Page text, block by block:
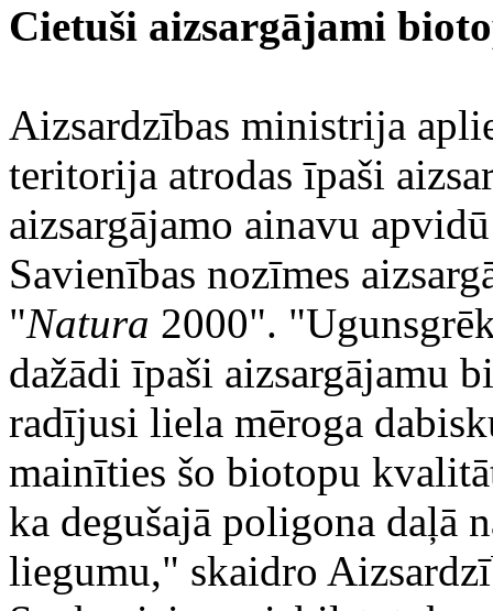
Cietuši aizsargājami
Aizsardzības ministrija
teritorija atrodas īpaši
aizsargājamo ainavu
Savienības nozīmes
"Natura 2000".
dažādi īpaši aizsargājamu
radījusi liela mēroga
mainīties šo biotopu
ka degušajā poligona daļā
liegumu," skaidro